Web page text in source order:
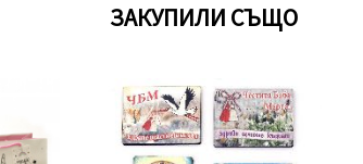
ЗАКУПИЛИ СЪЩО